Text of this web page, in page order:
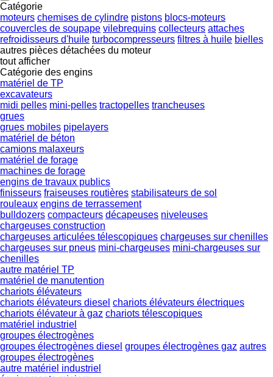
Catégorie
moteurs chemises de cylindre pistons blocs-moteurs
couvercles de soupape vilebrequins collecteurs attaches
refroidisseurs d'huile turbocompresseurs filtres à huile bielles
autres pièces détachées du moteur
tout afficher
Catégorie des engins
matériel de TP
excavateurs
midi pelles mini-pelles tractopelles trancheuses
grues
grues mobiles pipelayers
matériel de béton
camions malaxeurs
matériel de forage
machines de forage
engins de travaux publics
finisseurs fraiseuses routières stabilisateurs de sol
rouleaux engins de terrassement
bulldozers compacteurs décapeuses niveleuses
chargeuses construction
chargeuses articulées télescopiques chargeuses sur chenilles
chargeuses sur pneus mini-chargeuses mini-chargeuses sur
chenilles
autre matériel TP
matériel de manutention
chariots élévateurs
chariots élévateurs diesel chariots élévateurs électriques
chariots élévateur à gaz chariots télescopiques
matériel industriel
groupes électrogènes
groupes électrogènes diesel groupes électrogènes gaz autres
groupes électrogènes
autre matériel industriel